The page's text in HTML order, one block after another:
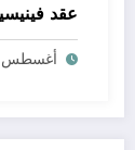
عقد
أغسطس 6, 2026